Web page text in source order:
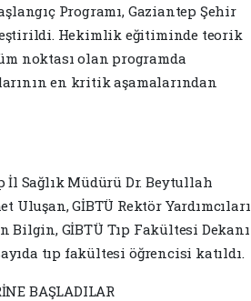
Programı, Gaziantep Şehir
Hekimlik eğitiminde teorik
noktası olan programda
en kritik aşamalarından
İl Sağlık Müdürü Dr. Beytullah
Uluşan, GİBTÜ Rektör Yardımcıları
Bilgin, GİBTÜ Tıp Fakültesi Dekanı
tıp fakültesi öğrencisi katıldı.
BAŞLADILAR